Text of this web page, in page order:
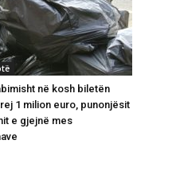
në kosh biletën
1 milion euro, punonjësit
e gjejnë mes